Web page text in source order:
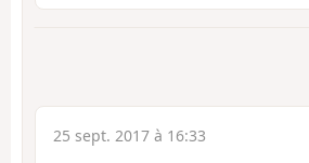
25 sept. 2017 à 16:33